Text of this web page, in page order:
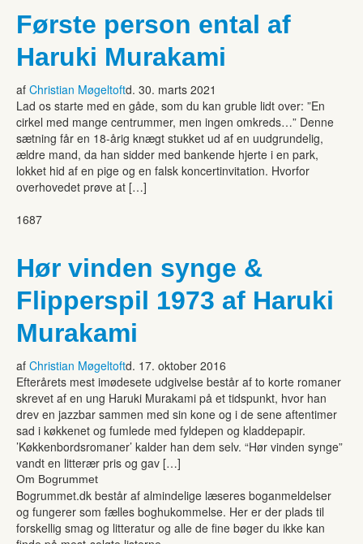
Første person ental af
Haruki Murakami
af Christian Møgeltoftd. 30. marts 2021
Lad os starte med en gåde, som du kan gruble lidt over: ”En
cirkel med mange centrummer, men ingen omkreds…” Denne
sætning får en 18-årig knægt stukket ud af en uudgrundelig,
ældre mand, da han sidder med bankende hjerte i en park,
lokket hid af en pige og en falsk koncertinvitation. Hvorfor
overhovedet prøve at […]
1687
Hør vinden synge &
Flipperspil 1973 af Haruki
Murakami
af Christian Møgeltoftd. 17. oktober 2016
Efterårets mest imødesete udgivelse består af to korte romaner
skrevet af en ung Haruki Murakami på et tidspunkt, hvor han
drev en jazzbar sammen med sin kone og i de sene aftentimer
sad i køkkenet og fumlede med fyldepen og kladdepapir.
’Køkkenbordsromaner’ kalder han dem selv. “Hør vinden synge”
vandt en litterær pris og gav […]
Om Bogrummet
Bogrummet.dk består af almindelige læseres boganmeldelser
og fungerer som fælles boghukommelse. Her er der plads til
forskellig smag og litteratur og alle de fine bøger du ikke kan